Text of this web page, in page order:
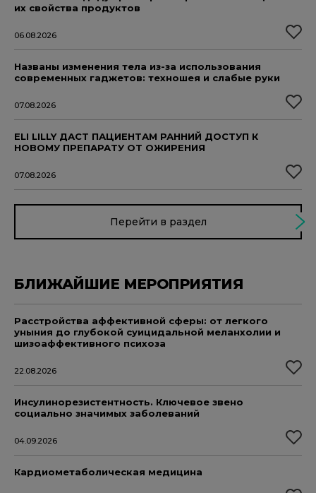
их свойства продуктов
06.08.2026
Названы изменения тела из-за использования
современных гаджетов: техношея и слабые руки
07.08.2026
ELI LILLY ДАСТ ПАЦИЕНТАМ РАННИЙ ДОСТУП К
НОВОМУ ПРЕПАРАТУ ОТ ОЖИРЕНИЯ
07.08.2026
Перейти в раздел
БЛИЖАЙШИЕ МЕРОПРИЯТИЯ
Расстройства аффективной сферы: от легкого
уныния до глубокой суицидальной меланхолии и
шизоаффективного психоза
22.08.2026
Инсулинорезистентность. Ключевое звено
социально значимых заболеваний
04.09.2026
Кардиометаболическая медицина